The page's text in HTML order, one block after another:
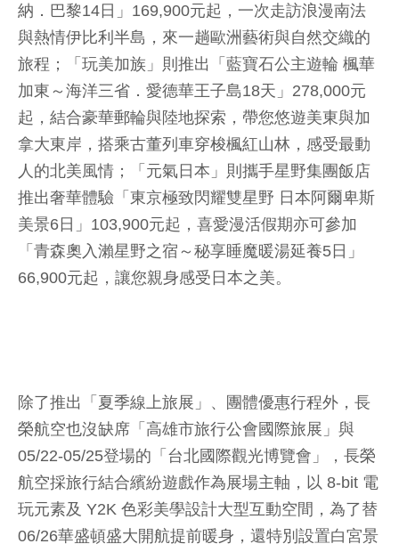
納．巴黎14日」169,900元起，一次走訪浪漫南法
與熱情伊比利半島，來一趟歐洲藝術與自然交織的
旅程；「玩美加族」則推出「藍寶石公主遊輪 楓華
加東～海洋三省．愛德華王子島18天」278,000元
起，結合豪華郵輪與陸地探索，帶您悠遊美東與加
拿大東岸，搭乘古董列車穿梭楓紅山林，感受最動
人的北美風情；「元氣日本」則攜手星野集團飯店
推出奢華體驗「東京極致閃耀雙星野 日本阿爾卑斯
美景6日」103,900元起，喜愛漫活假期亦可參加
「青森奧入瀨星野之宿～秘享睡魔暖湯延養5日」
66,900元起，讓您親身感受日本之美。
除了推出「夏季線上旅展」、團體優惠行程外，長
榮航空也沒缺席「高雄市旅行公會國際旅展」與
05/22-05/25登場的「台北國際觀光博覽會」，長榮
航空採旅行結合繽紛遊戲作為展場主軸，以 8-bit 電
玩元素及 Y2K 色彩美學設計大型互動空間，為了替
06/26華盛頓盛大開航提前暖身，還特別設置白宮景